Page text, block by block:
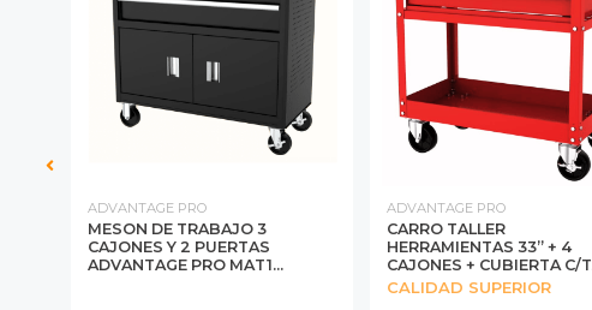
ADVANTAGE PRO
MESON DE TRABAJO 3
CAJONES Y 2 PUERTAS
ADVANTAGE PRO MAT1...
ADVANTAGE PRO
CARRO TALLER
HERRAMIENTAS 33” + 4
CAJONES + CUBIERTA C/
CALIDAD SUPERIOR